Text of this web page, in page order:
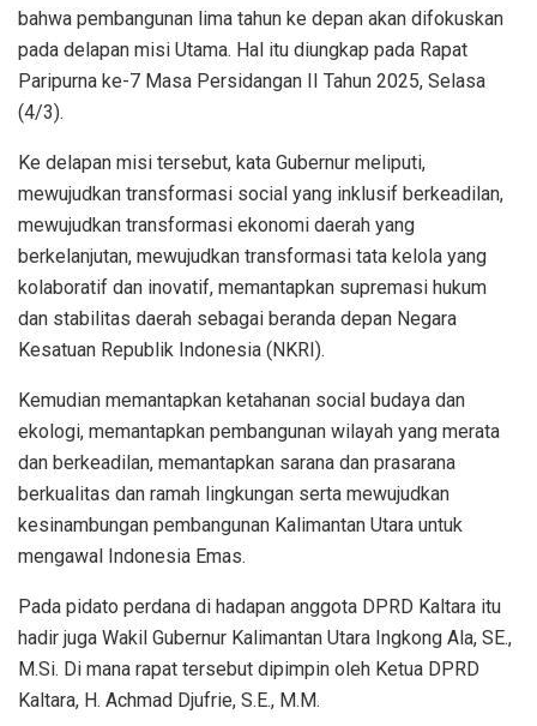
bahwa pembangunan lima tahun ke depan akan difokuskan
pada delapan misi Utama. Hal itu diungkap pada Rapat
Paripurna ke-7 Masa Persidangan II Tahun 2025, Selasa
(4/3).
Ke delapan misi tersebut, kata Gubernur meliputi,
mewujudkan transformasi social yang inklusif berkeadilan,
mewujudkan transformasi ekonomi daerah yang
berkelanjutan, mewujudkan transformasi tata kelola yang
kolaboratif dan inovatif, memantapkan supremasi hukum
dan stabilitas daerah sebagai beranda depan Negara
Kesatuan Republik Indonesia (NKRI).
Kemudian memantapkan ketahanan social budaya dan
ekologi, memantapkan pembangunan wilayah yang merata
dan berkeadilan, memantapkan sarana dan prasarana
berkualitas dan ramah lingkungan serta mewujudkan
kesinambungan pembangunan Kalimantan Utara untuk
mengawal Indonesia Emas.
Pada pidato perdana di hadapan anggota DPRD Kaltara itu
hadir juga Wakil Gubernur Kalimantan Utara Ingkong Ala, SE.,
M.Si. Di mana rapat tersebut dipimpin oleh Ketua DPRD
Kaltara, H. Achmad Djufrie, S.E., M.M.